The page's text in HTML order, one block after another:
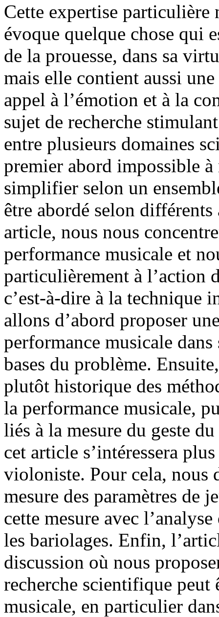
Cette expertise particulière
évoque quelque chose qui
de la prouesse, dans sa
mais elle contient aussi
appel à l’émotion et à la
sujet de recherche
entre plusieurs domaines
premier abord impossible à
simplifier selon un
être abordé selon
article, nous nous
performance musicale et
particulièrement à l’action
c’est-à-dire à la technique
allons d’abord proposer
performance musicale
bases du problème.
plutôt historique des
la performance musicale,
liés à la mesure du geste
cet article s’intéressera
violoniste. Pour cela, nous
mesure des paramètres de
cette mesure avec
les bariolages. Enfin,
discussion où nous
recherche scientifique
musicale, en particulier